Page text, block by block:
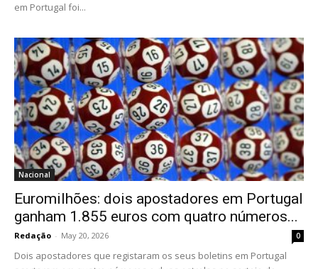
em Portugal foi...
Nacional
Euromilhões: dois apostadores em Portugal
ganham 1.855 euros com quatro números...
Redação - May 20, 2026 0
Dois apostadores que registaram os seus boletins em Portugal